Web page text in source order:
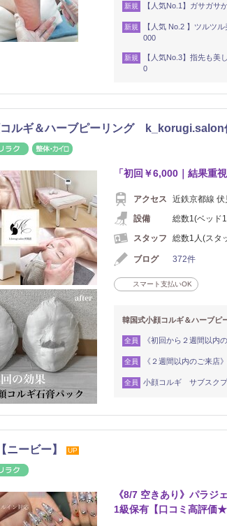
新規 【人気No.1】ガサガ
新規
【人気 No.2 】ツルツ
000
新規
【人気No.3】指先も
0
ルギ＆ハーブピーリング k_korugi.salon
テ リラク
「初回￥6,000｜結果重
アクセス
近鉄京都線
設備
総数1(ベッド
スタッフ
総数1人(スタ
ブログ 372件
スマート支払いOK
韓国式小顔コルギ＆ハーブ
全員 《初回から２週間以
全員 《２週間以内のご来
全員 小顔コルギ サブスクプ
ービー】 UP
ル
《8/7 空きあり》パラ
1級保有【口コミ高評価